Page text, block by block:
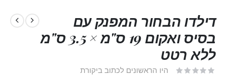
דילדו הבחור המפנק עם
בסיס ואקום 19 ס"מ × 3.5 ס"מ
ללא רטט
היו הראשונים לכתוב ביקורת